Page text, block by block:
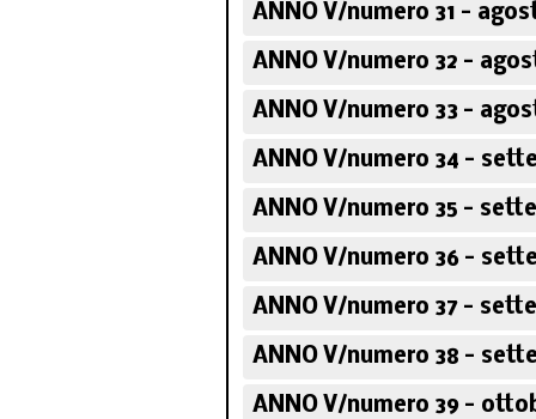
ANNO V/numero 31 -
ANNO V/numero 32 -
ANNO V/numero 33 -
ANNO V/numero 34 -
ANNO V/numero 35 -
ANNO V/numero 36 -
ANNO V/numero 37 -
ANNO V/numero 38 -
ANNO V/numero 39 -